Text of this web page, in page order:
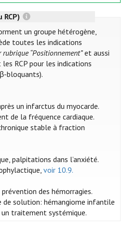
un groupe hétérogène,
toutes les indications
rubrique “Positionnement”et aussi
RCP pour les indications
bloquants).
un infarctus du myocarde.
de la fréquence cardiaque.
stable à fraction
palpitations dans l’anxiété.
voir 10.9.
des hémorragies.
solution: hémangiome infantile
traitement systémique.